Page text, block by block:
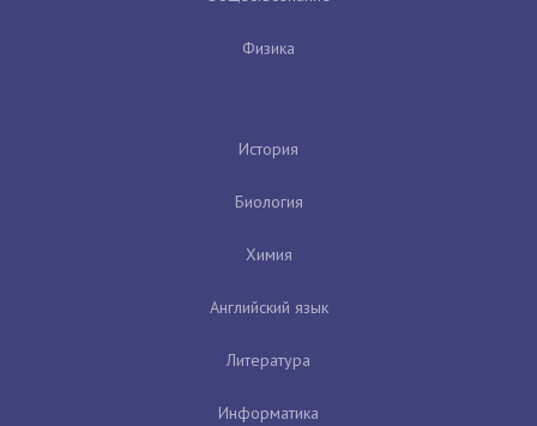
Физика
История
Биология
Химия
Английский язык
Литература
Информатика